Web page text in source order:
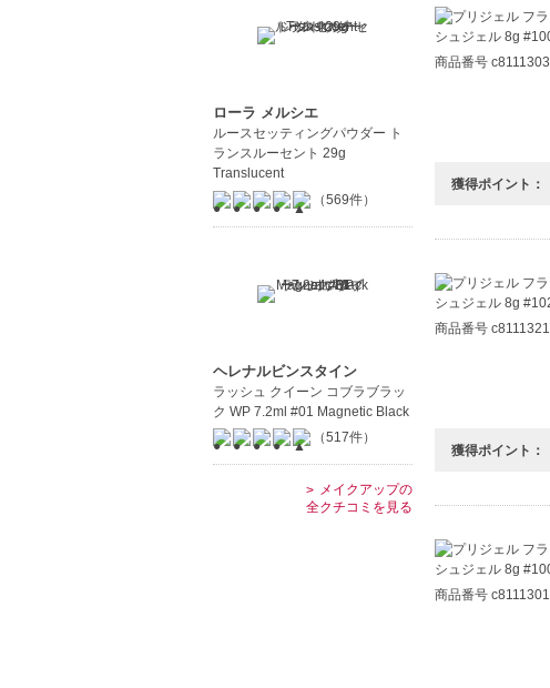
商品番号 c8111303
獲得ポイント：
商品番号 c8111321
獲得ポイント：
商品番号 c8111301
ローラ メルシエ
ルースセッティングパウダー ト
ランスルーセント 29g
Translucent
（569件）
ヘレナルビンスタイン
ラッシュ クイーン コブラブラッ
ク WP 7.2ml #01 Magnetic Black
（517件）
メイクアップの
全クチコミを見る